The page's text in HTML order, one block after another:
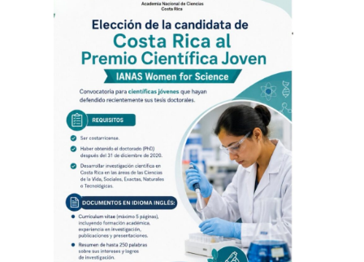
aspectos
de
propiedad
intelectual
para
incluyendo
uso
de